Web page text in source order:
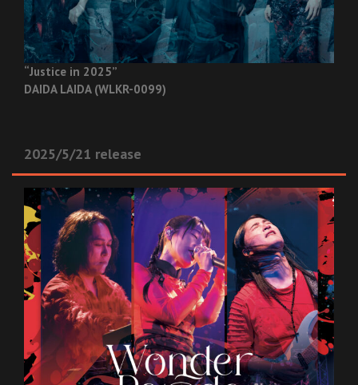
“Justice in 2025”
DAIDA LAIDA (WLKR-0099)
2025/5/21 release